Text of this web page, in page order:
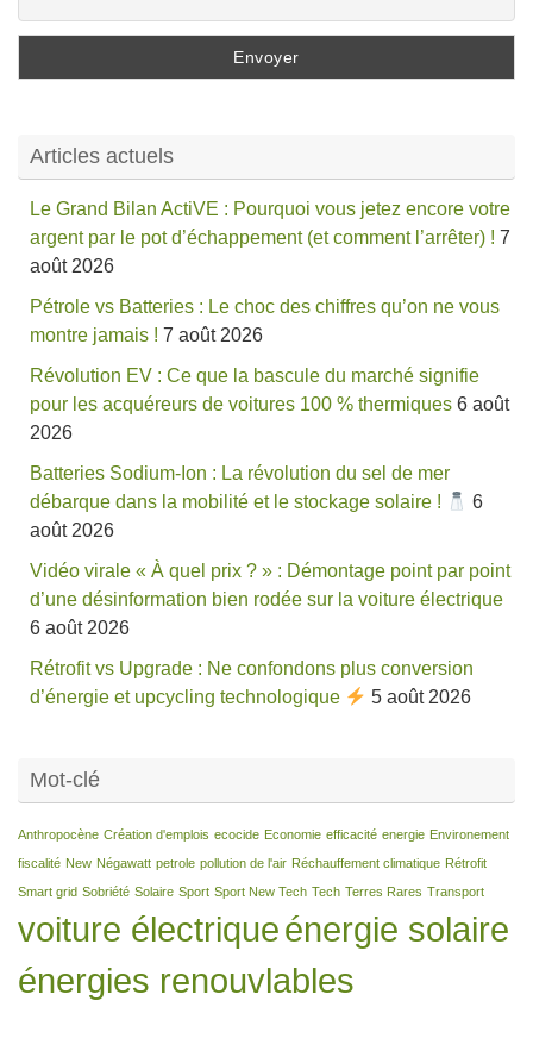
Articles actuels
Le Grand Bilan ActiVE : Pourquoi vous jetez encore votre
argent par le pot d’échappement (et comment l’arrêter) ! 7
août 2026
Pétrole vs Batteries : Le choc des chiffres qu’on ne vous
montre jamais ! 7 août 2026
Révolution EV : Ce que la bascule du marché signifie
pour les acquéreurs de voitures 100 % thermiques 6 août
2026
Batteries Sodium-Ion : La révolution du sel de mer
débarque dans la mobilité et le stockage solaire !
6
août 2026
Vidéo virale « À quel prix ? » : Démontage point par point
d’une désinformation bien rodée sur la voiture électrique
6 août 2026
Rétrofit vs Upgrade : Ne confondons plus conversion
d’énergie et upcycling technologique
5 août 2026
Mot-clé
Anthropocène Création d'emplois ecocide Economie efficacité energie Environement
fiscalité New Négawatt petrole pollution de l'air Réchauffement climatique Rétrofit
Smart grid Sobriété Solaire Sport Sport New Tech Tech Terres Rares Transport
voiture électriqueénergie solaire
énergies renouvlables